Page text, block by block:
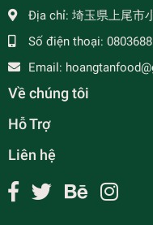
Địa chỉ: 埼玉県上尾市
Số điện thoại:
Email:
Về chúng tôi
Hỗ Trợ
Liên hệ
undefined